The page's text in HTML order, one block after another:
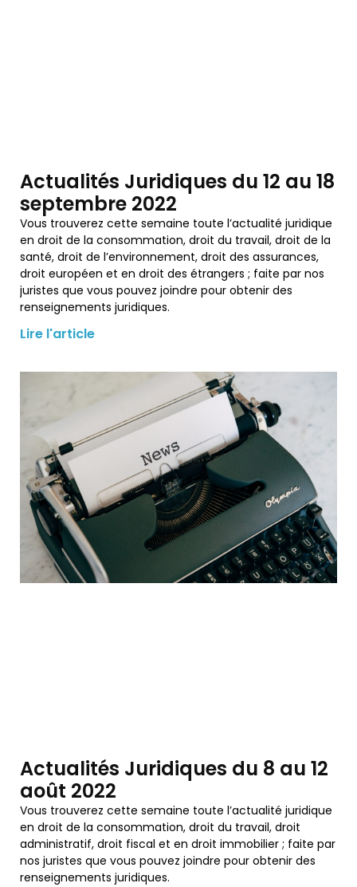
Actualités Juridiques du 12 au 18
septembre 2022
Vous trouverez cette semaine toute l’actualité juridique
en droit de la consommation, droit du travail, droit de la
santé, droit de l’environnement, droit des assurances,
droit européen et en droit des étrangers ; faite par nos
juristes que vous pouvez joindre pour obtenir des
renseignements juridiques.
Lire l'article
Actualités Juridiques du 8 au 12
août 2022
Vous trouverez cette semaine toute l’actualité juridique
en droit de la consommation, droit du travail, droit
administratif, droit fiscal et en droit immobilier ; faite par
nos juristes que vous pouvez joindre pour obtenir des
renseignements juridiques.